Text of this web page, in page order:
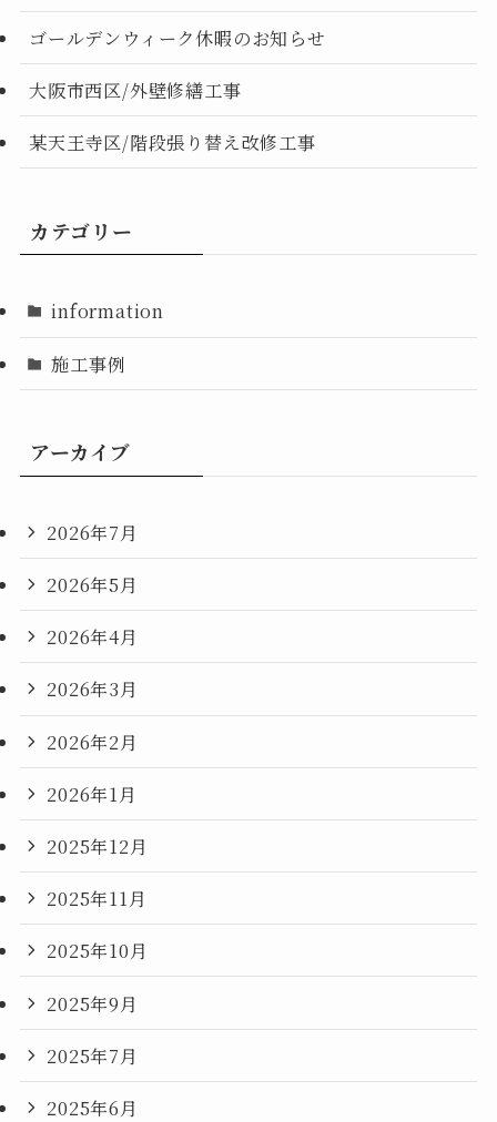
ゴールデンウィーク休暇のお知らせ
大阪市西区/外壁修繕工事
某天王寺区/階段張り替え改修工事
カテゴリー
information
施工事例
アーカイブ
2026年7月
2026年5月
2026年4月
2026年3月
2026年2月
2026年1月
2025年12月
2025年11月
2025年10月
2025年9月
2025年7月
2025年6月